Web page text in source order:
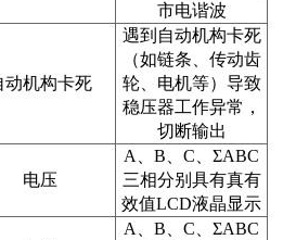
市电谐波
动机构卡死
遇到自动机构卡死
（如链条、传动齿
轮、电机等）导致
稳压器工作异常，
切断输出
电压
A、B、C、ΣABC
三相分别具有真有
效值LCD液晶显示
A、B、C、ΣABC